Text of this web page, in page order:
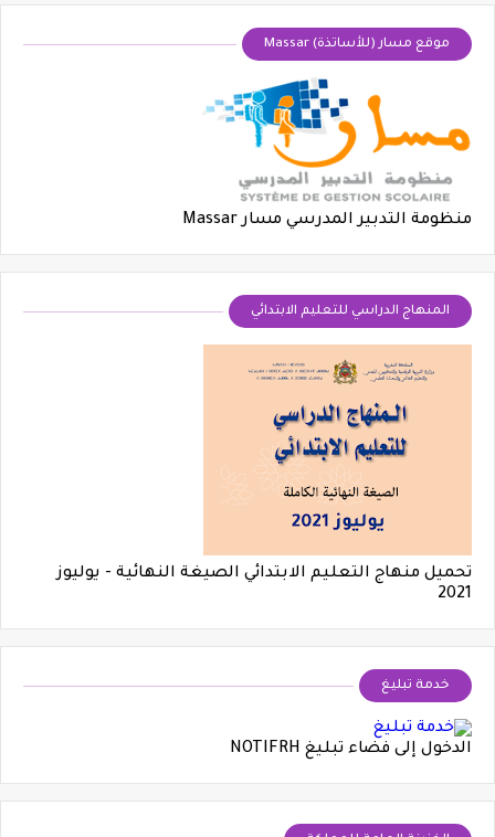
موقع مسار (للأساتذة) Massar
منظومة التدبير المدرسي مسار Massar
​المنهاج الدراسي للتعليم الابتدائي
تحميل منهاج التعليم الابتدائي الصيغة النهائية - يوليوز
2021
خدمة تبليغ
الدخول إلى فضاء تبليغ NOTIFRH